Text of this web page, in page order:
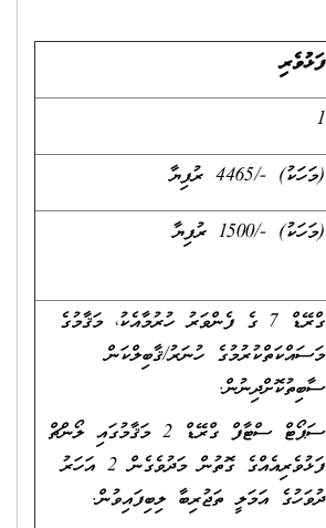
ފަޅުވެރި
1
(މަހަކު) -/4465 ރުފިޔާ
(މަހަކު) -/1500 ރުފިޔާ
ގްރޭޑް 7 ގެ ފެންވަރު ހުރުމާއެކު، މަޤާމުގެ
މަސައްކަތްކުރުމުގެ ހުނަރު/ޤާބިލްކަން
ސާބިތުކޮށްދިނުން.
ސަޕޯޓް ސްޓާފް ގްރޭޑް 2 މަޤާމުގައި ލޯންޗް
ފަޅުވެރިއެއްގެ ގޮތުން މަދުވެގެން 2 އަހަރު
ދުވަހުގެ އަމަލީ ތަޖުރިބާ ލިބިފައިވުން.